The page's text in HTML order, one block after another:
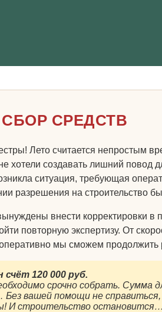
СРЕДСТВ
Лето считается непростым
хотели создавать лишний повод
ситуация, требующая
разрешения на строительство
внести корректировки в
повторную экспертизу. От
оперативно мы сможем продолжить
120 000 руб.
срочно собрать. Сумма
вашей помощи не справиться,
И строительство остановится…